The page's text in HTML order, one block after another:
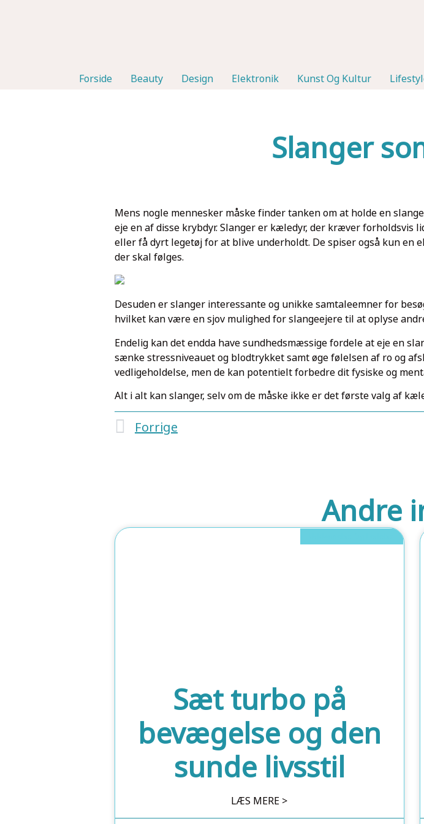
Forside Beauty Design Elektronik Kunst Og Kultur
Slanger
Mens nogle mennesker måske finder tanken om at holde en
eje en af disse krybdyr. Slanger er kæledyr, der kræver forholdsvis
eller få dyrt legetøj for at blive underholdt. De spiser også kun en
der skal følges.
Desuden er slanger interessante og unikke samtaleemner for
hvilket kan være en sjov mulighed for slangeejere til at oplyse
Endelig kan det endda have sundhedsmæssige fordele at eje en
sænke stressniveauet og blodtrykket samt øge følelsen af ro og
vedligeholdelse, men de kan potentielt forbedre dit fysiske og
Alt i alt kan slanger, selv om de måske ikke er det første valg af
Forrige
Andre
Sæt turbo på
bevægelse og den
sunde livsstil
LÆS MERE >